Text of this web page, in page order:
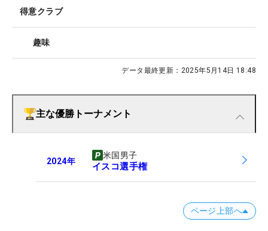
得意クラブ
趣味
データ最終更新： 2025年5月14日 18:48
主な優勝トーナメント
2024年
米国男子
イスコ選手権
ページ上部へ